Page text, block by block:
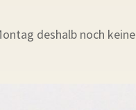
deshalb noch keine